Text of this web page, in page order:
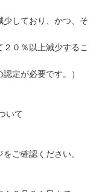
ており、かつ、そ
％以上減少するこ
が必要です。）
いて
確認ください。